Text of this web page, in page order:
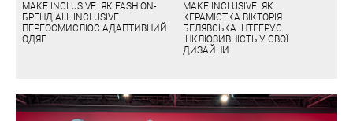
MAKE INCLUSIVE: ЯК FASHION-
БРЕНД ALL INCLUSIVE
ПЕРЕОСМИСЛЮЄ АДАПТИВНИЙ
ОДЯГ
MAKE INCLUSIVE: ЯК
КЕРАМІСТКА ВІКТОРІЯ
БЕЛЯВСЬКА ІНТЕГРУЄ
ІНКЛЮЗИВНІСТЬ У СВОЇ
ДИЗАЙНИ